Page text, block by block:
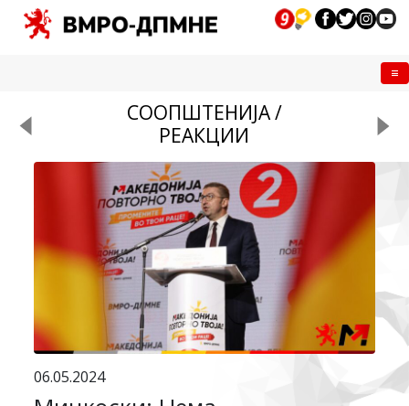
СООПШТЕНИЈА /
РЕАКЦИИ
06.05.2024